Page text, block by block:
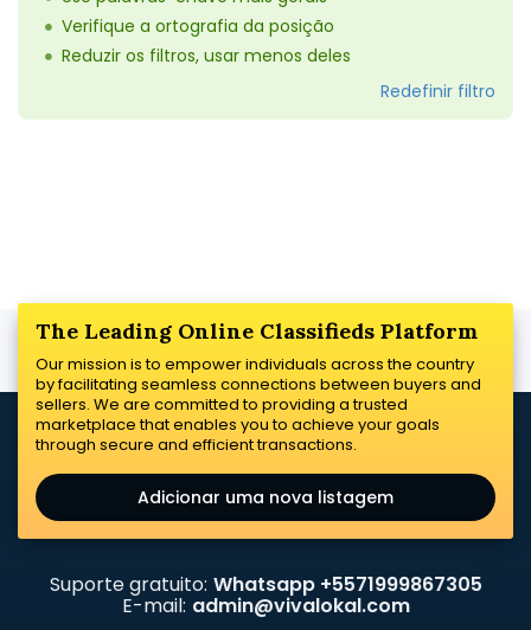
Verifique a ortografia da posição
Reduzir os filtros, usar menos deles
Redefinir filtro
The Leading Online Classifieds Platform
Our mission is to empower individuals across the country
by facilitating seamless connections between buyers and
sellers. We are committed to providing a trusted
marketplace that enables you to achieve your goals
through secure and efficient transactions.
Adicionar uma nova listagem
Suporte gratuito: Whatsapp +5571999867305
E-mail: admin@vivalokal.com